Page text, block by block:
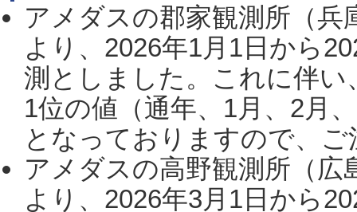
アメダスの郡家観測所（
より、2026年1月1日から
測としました。これに伴い
1位の値（通年、1月、2月
となっておりますので、
アメダスの高野観測所（
より、2026年3月1日から